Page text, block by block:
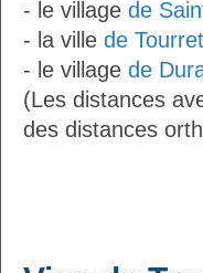
- le village de
- la ville de
- le village de
(Les distances
des distances